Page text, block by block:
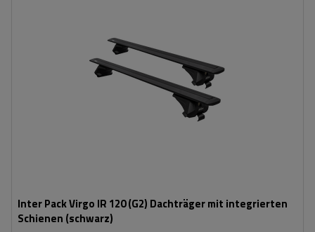
Inter Pack Virgo IR 120 (G2) Dachträger mit integrierten
Schienen (schwarz)